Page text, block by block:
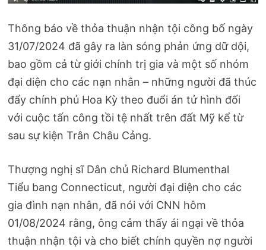
Thông báo về thỏa thuận nhận tội công bố ngày
31/07/2024 đã gây ra làn sóng phản ứng dữ dội,
bao gồm cả từ giới chính trị gia và một số nhóm
đại diện cho các nạn nhân – những người đã thúc
đẩy chính phủ Hoa Kỳ theo đuổi án tử hình đối
với cuộc tấn công tồi tệ nhất trên đất Mỹ kể từ
sau sự kiện Trân Châu Cảng.
Thượng nghị sĩ Dân chủ Richard Blumenthal
Tiểu bang Connecticut, người đại diện cho các
gia đình nạn nhân, đã nói với CNN hôm
01/08/2024 rằng, ông cảm thấy ái ngại về thỏa
thuận nhận tội và cho biết chính quyền nợ người